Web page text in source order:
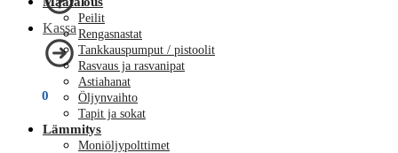
Kassa
0
Peilit
Rengasnastat
Tankkauspumput / pistoolit
Rasvaus ja rasvanipat
Astiahanat
Öljynvaihto
Tapit ja sokat
Lämmitys
Moniöljypolttimet